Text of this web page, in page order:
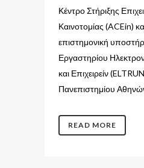
Κέντρο Στήριξης
Καινοτομίας (ACEin)
επιστημονική
Εργαστηρίου
και Επιχειρείν
Πανεπιστημίου
READ MORE